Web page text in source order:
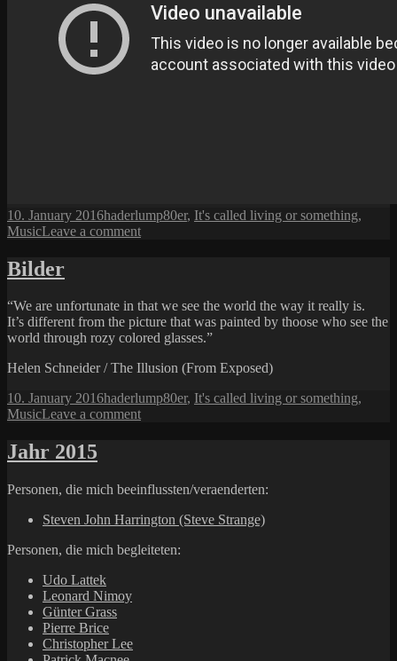
Posted
on
10. January 2016Author
haderlumpCategories
80er, It's called living or something,
MusicLeave a commenton
Bilder
“We are unfortunate in that we see the world the way it really is.
It’s different from the picture that was painted by thoose who see the
world through rozy colored glasses.”
Helen Schneider / The Illusion (From Exposed)
Posted
on
10. January 2016Author
haderlumpCategories
80er, It's called living or something,
MusicLeave a commenton
Jahr 2015
Personen, die mich beeinflussten/veraenderten:
Steven John Harrington (Steve Strange)
Personen, die mich begleiteten:
Udo Lattek
Leonard Nimoy
Günter Grass
Pierre Brice
Christopher Lee